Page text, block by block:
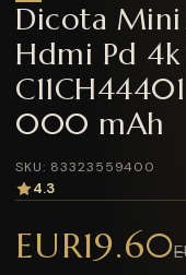
Dicota
Hdmi Pd
000 mAh
SKU: 83323559400
4.3
EUR19.60